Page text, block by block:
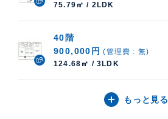
75.79㎡ / 2LDK
40階
900,000円 (管理費 : 無)
124.68㎡ / 3LDK
もっと見る